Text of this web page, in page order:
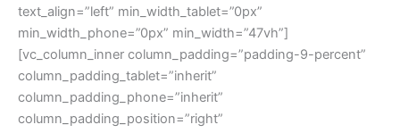
text_align=”left” min_width_tablet=”0px”
min_width_phone=”0px” min_width=”47vh”]
[vc_column_inner column_padding=”padding-9-percent”
column_padding_tablet=”inherit”
column_padding_phone=”inherit”
column_padding_position=”right”